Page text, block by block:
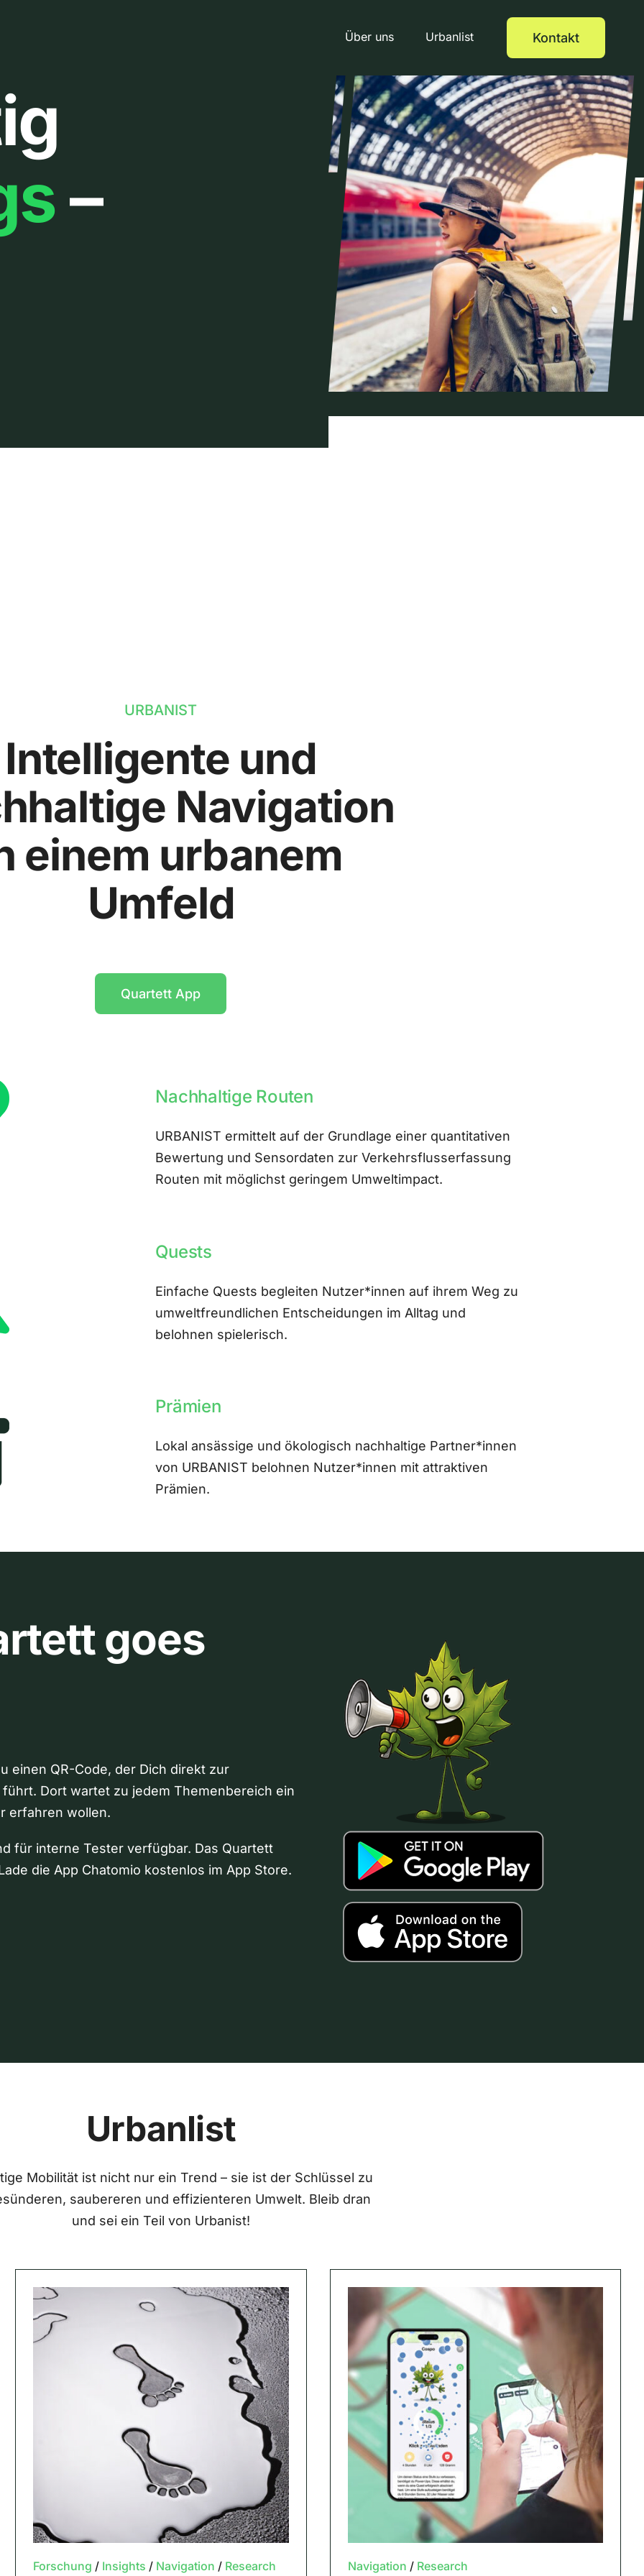
Über uns Urbanlist Kontakt
–
URBANIST
Intelligente und
Navigation
einem urbanem
Umfeld
Quartett App
Nachhaltige Routen
URBANIST ermittelt auf der Grundlage einer quantitativen
Bewertung und Sensordaten zur Verkehrsflusserfassung
Routen mit möglichst geringem Umweltimpact.
Quests
Einfache Quests begleiten Nutzer*innen auf ihrem Weg zu
umweltfreundlichen Entscheidungen im Alltag und
belohnen spielerisch.
Prämien
Lokal ansässige und ökologisch nachhaltige Partner*innen
von URBANIST belohnen Nutzer*innen mit attraktiven
Prämien.
goes
einen QR-Code, der Dich direkt zur
Dort wartet zu jedem Themenbereich ein
erfahren wollen.
für interne Tester verfügbar. Das Quartett
die App Chatomio kostenlos im App Store.
Urbanlist
Mobilität ist nicht nur ein Trend – sie ist der Schlüssel zu
saubereren und effizienteren Umwelt. Bleib dran
und sei ein Teil von Urbanist!
Forschung / Insights / Navigation / Research Navigation / Research